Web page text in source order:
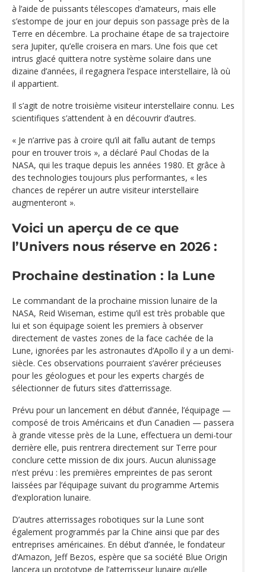
à l’aide de puissants télescopes d’amateurs, mais elle
s’estompe de jour en jour depuis son passage près de la
Terre en décembre. La prochaine étape de sa trajectoire
sera Jupiter, qu’elle croisera en mars. Une fois que cet
intrus glacé quittera notre système solaire dans une
dizaine d’années, il regagnera l’espace interstellaire, là où
il appartient.
Il s’agit de notre troisième visiteur interstellaire connu. Les
scientifiques s’attendent à en découvrir d’autres.
« Je n’arrive pas à croire qu’il ait fallu autant de temps
pour en trouver trois », a déclaré Paul Chodas de la
NASA, qui les traque depuis les années 1980. Et grâce à
des technologies toujours plus performantes, « les
chances de repérer un autre visiteur interstellaire
augmenteront ».
Voici un aperçu de ce que
l’Univers nous réserve en 2026 :
Prochaine destination : la Lune
Le commandant de la prochaine mission lunaire de la
NASA, Reid Wiseman, estime qu’il est très probable que
lui et son équipage soient les premiers à observer
directement de vastes zones de la face cachée de la
Lune, ignorées par les astronautes d’Apollo il y a un demi-
siècle. Ces observations pourraient s’avérer précieuses
pour les géologues et pour les experts chargés de
sélectionner de futurs sites d’atterrissage.
Prévu pour un lancement en début d’année, l’équipage —
composé de trois Américains et d’un Canadien — passera
à grande vitesse près de la Lune, effectuera un demi-tour
derrière elle, puis rentrera directement sur Terre pour
conclure cette mission de dix jours. Aucun alunissage
n’est prévu : les premières empreintes de pas seront
laissées par l’équipage suivant du programme Artemis
d’exploration lunaire.
D’autres atterrissages robotiques sur la Lune sont
également programmés par la Chine ainsi que par des
entreprises américaines. En début d’année, le fondateur
d’Amazon, Jeff Bezos, espère que sa société Blue Origin
lancera un prototype de l’atterrisseur lunaire qu’elle